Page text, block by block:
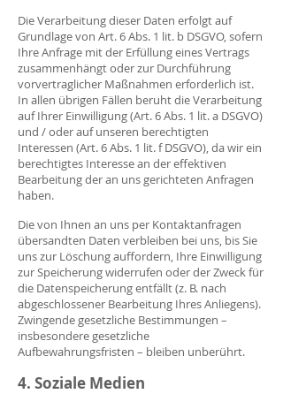
Die Verarbeitung dieser Daten erfolgt auf
Grundlage von Art. 6 Abs. 1 lit. b DSGVO, sofern
Ihre Anfrage mit der Erfüllung eines Vertrags
zusammenhängt oder zur Durchführung
vorvertraglicher Maßnahmen erforderlich ist.
In allen übrigen Fällen beruht die Verarbeitung
auf Ihrer Einwilligung (Art. 6 Abs. 1 lit. a DSGVO)
und / oder auf unseren berechtigten
Interessen (Art. 6 Abs. 1 lit. f DSGVO), da wir ein
berechtigtes Interesse an der effektiven
Bearbeitung der an uns gerichteten Anfragen
haben.
Die von Ihnen an uns per Kontaktanfragen
übersandten Daten verbleiben bei uns, bis Sie
uns zur Löschung auffordern, Ihre Einwilligung
zur Speicherung widerrufen oder der Zweck für
die Datenspeicherung entfällt (z. B. nach
abgeschlossener Bearbeitung Ihres Anliegens).
Zwingende gesetzliche Bestimmungen –
insbesondere gesetzliche
Aufbewahrungsfristen – bleiben unberührt.
4. Soziale Medien